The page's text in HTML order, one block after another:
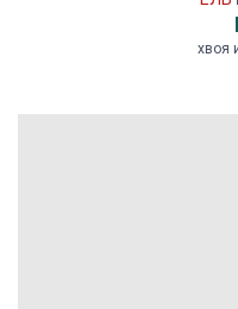
хвоя